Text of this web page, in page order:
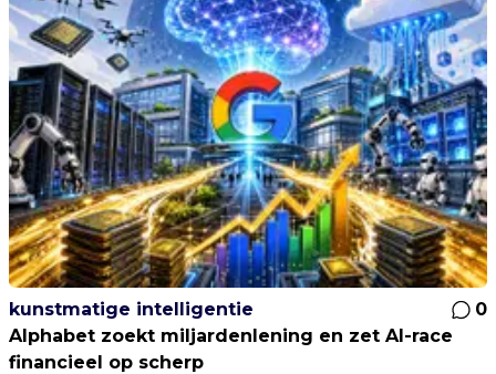
kunstmatige intelligentie
0
Alphabet zoekt miljardenlening en zet AI-race
financieel op scherp